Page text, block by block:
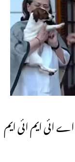
ائی ایم ائی ایم